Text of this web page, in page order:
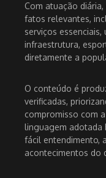
Com atuação
fatos relevantes,
serviços
infraestrutura,
diretamente a
O conteúdo é
verificadas,
compromisso com
linguagem adotada
fácil entendimento,
acontecimentos do